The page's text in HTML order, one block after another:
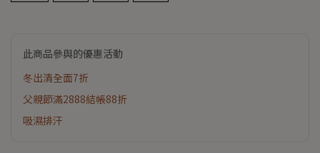
此商品參與的優惠活動
冬出清全面7折
父親節滿2888結帳88折
吸濕排汗